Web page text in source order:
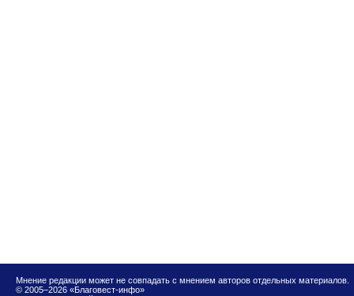
Мнение редакции может не совпадать с мнением авторов отдельных материалов.
© 2005–2026 «Благовест-инфо»